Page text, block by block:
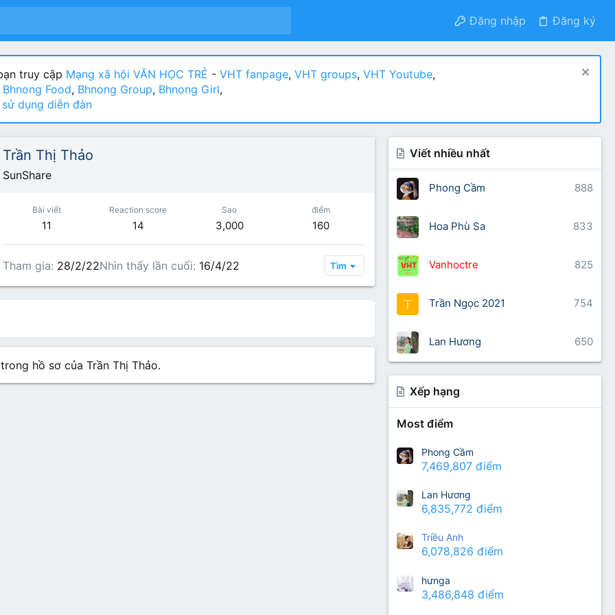
Đăng nhập Đăng ký
truy cập Mạng xã hội VĂN HỌC TRẺ - VHT fanpage, VHT groups, VHT Youtube,
Bhnong Food, Bhnong Group, Bhnong Girl,
sử dụng diễn đàn
Trần Thị Thảo
SunShare
Bài viết
11
Reaction score
14
Sao
3,000
điểm
160
Tham gia 28/2/22Nhìn thấy lần cuối 16/4/22 Tìm
hồ sơ của Trần Thị Thảo.
Viết nhiều nhất
888
Phong Cầm
833
Hoa Phù Sa
825
Vanhoctre
T 754
Trần Ngọc 2021
650
Lan Hương
Xếp hạng
Most điểm
Phong Cầm
7,469,807 điểm
Lan Hương
6,835,772 điểm
Triều Anh
6,078,826 điểm
hưnga
3,486,848 điểm